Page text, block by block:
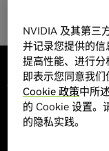
关于 NVIDIA
NVIDIA 及其第三
并记录您提供的
提高性能、进行分
即表示您同意我
Cookie 政策中所
的 Cookie 设置。
的隐私实践。